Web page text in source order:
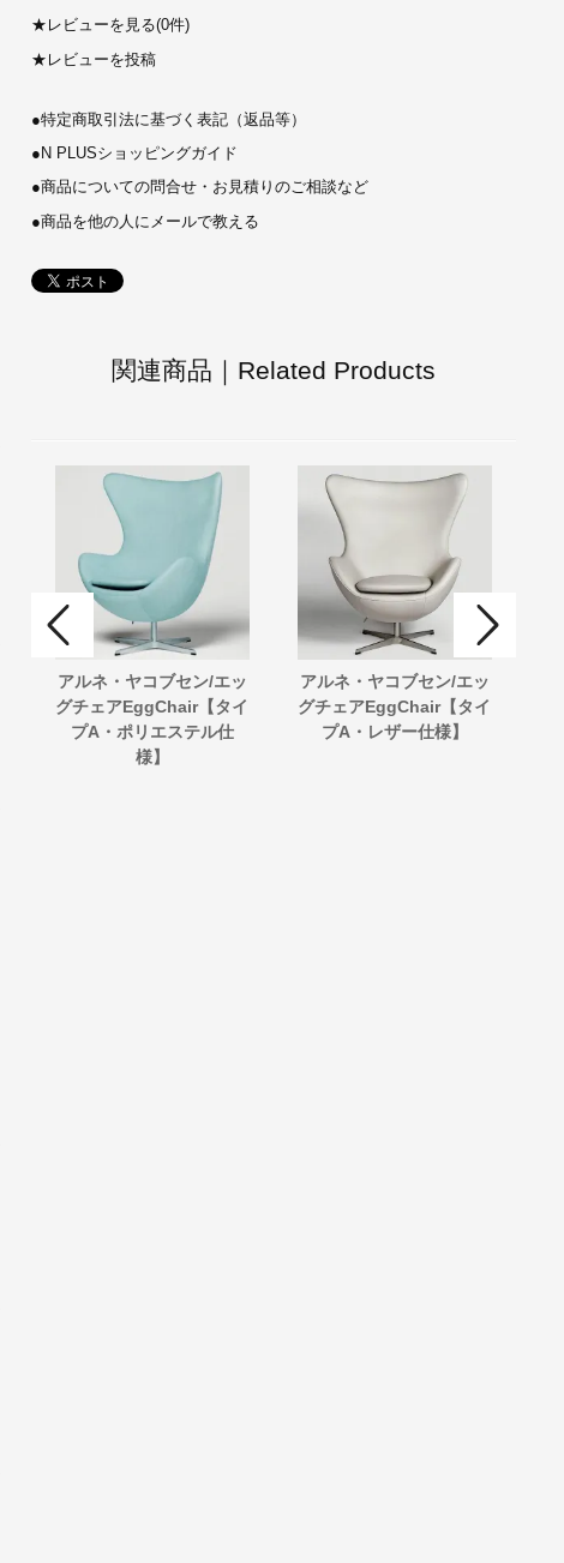
★ レビューを見る(0件)
★ レビューを投稿
●特定商取引法に基づく表記（返品等）
● N PLUSショッピングガイド
●商品についての問合せ・お見積りのご相談など
●商品を他の人にメールで教える
関連商品｜Related Products
アルネ・ヤコブセン/エッ
グチェアEggChair【タイ
プA・ポリエステル仕
様】
アルネ・ヤコブセン/エッ
グチェアEggChair【タイ
プA・レザー仕様】